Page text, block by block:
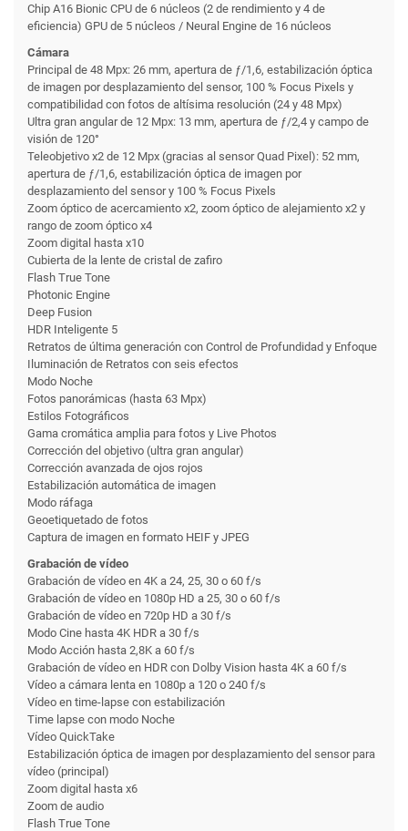
Chip A16 Bionic CPU de 6 núcleos (2 de rendimiento y 4 de
eficiencia) GPU de 5 núcleos / Neural Engine de 16 núcleos
Cámara
Principal de 48 Mpx: 26 mm, apertura de ƒ/1,6, estabili­zación óptica
de imagen por desplazamiento del sensor, 100 % Focus Pixels y
compati­bilidad con fotos de altísima resolución (24 y 48 Mpx)
Ultra gran angular de 12 Mpx: 13 mm, apertura de ƒ/2,4 y campo de
visión de 120°
Teleobjetivo x2 de 12 Mpx (gracias al sensor Quad Pixel): 52 mm,
apertura de ƒ/1,6, estabili­zación óptica de imagen por
desplazamiento del sensor y 100 % Focus Pixels
Zoom óptico de acercamiento x2, zoom óptico de alejamiento x2 y
rango de zoom óptico x4
Zoom digital hasta x10
Cubierta de la lente de cristal de zafiro
Flash True Tone
Photonic Engine
Deep Fusion
HDR Inteligente 5
Retratos de última generación con Control de Profundidad y Enfoque
Iluminación de Retratos con seis efectos
Modo Noche
Fotos panorámicas (hasta 63 Mpx)
Estilos Fotográficos
Gama cromática amplia para fotos y Live Photos
Corrección del objetivo (ultra gran angular)
Corrección avanzada de ojos rojos
Estabilización automática de imagen
Modo ráfaga
Geoetiquetado de fotos
Captura de imagen en formato HEIF y JPEG
Grabación de vídeo
Grabación de vídeo en 4K a 24, 25, 30 o 60 f/s
Grabación de vídeo en 1080p HD a 25, 30 o 60 f/s
Grabación de vídeo en 720p HD a 30 f/s
Modo Cine hasta 4K HDR a 30 f/s
Modo Acción hasta 2,8K a 60 f/s
Grabación de vídeo en HDR con Dolby Vision hasta 4K a 60 f/s
Vídeo a cámara lenta en 1080p a 120 o 240 f/s
Vídeo en time-lapse con estabili­zación
Time lapse con modo Noche
Vídeo QuickTake
Estabilización óptica de imagen por desplazamiento del sensor para
vídeo (principal)
Zoom digital hasta x6
Zoom de audio
Flash True Tone